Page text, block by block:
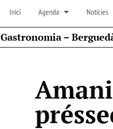
Inici Agenda Notícies
Gastronomia –